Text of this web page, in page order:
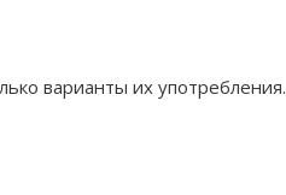
варианты их употребления.